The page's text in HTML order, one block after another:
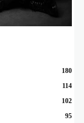
180
114
102
95